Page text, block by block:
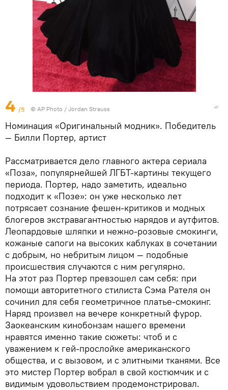
4 /5 © AP Photo / Jordan Strauss
Номинация «Оригинальный модник». Победитель
— Билли Портер, артист
Рассматривается дело главного актера сериала
«Поза», популярнейшей ЛГБТ-картины текущего
периода. Портер, надо заметить, идеально
подходит к «Позе»: он уже несколько лет
потрясает сознание фешен-критиков и модных
блогеров экстравагантностью нарядов и аутфитов.
Леопардовые шляпки и нежно-розовые смокинги,
кожаные сапоги на высоких каблуках в сочетании
с добрым, но небритым лицом — подобные
происшествия случаются с ним регулярно.
На этот раз Портер превзошел сам себя: при
помощи авторитетного стилиста Сэма Рателя он
сочинил для себя геометричное платье-смокинг.
Наряд произвел на вечере конкретный фурор.
Заокеанским кинобонзам нашего времени
нравятся именно такие сюжеты: чтоб и с
уважением к гей-прослойке американского
общества, и с вызовом, и с элитными тканями. Все
это мистер Портер вобрал в свой костюмчик и с
видимым удовольствием продемонстрировал.